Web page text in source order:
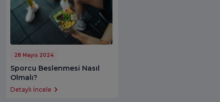
28 Mayıs 2024
Sporcu Beslenmesi Nasıl
Olmalı?
Detaylı İncele